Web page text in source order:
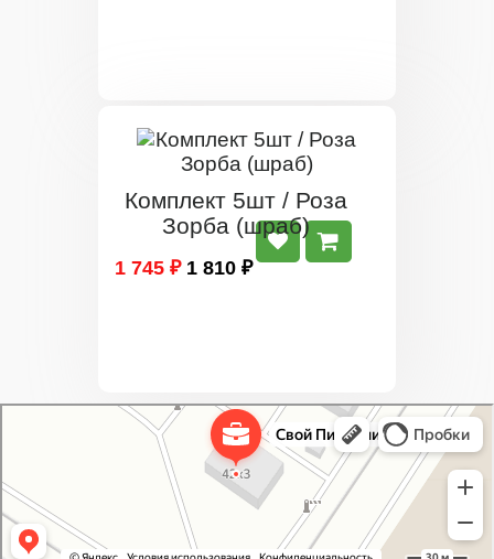
Комплект 5шт / Роза
Зорба (шраб)
1 745 ₽ 1 810 ₽
Питомник растений в Москве